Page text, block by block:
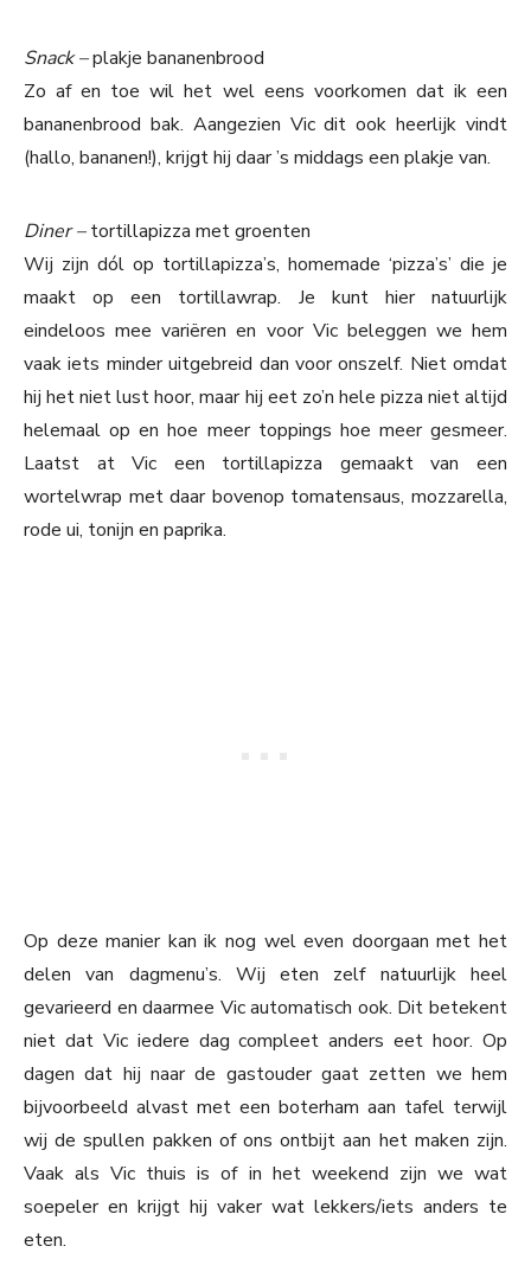
Snack –plakje bananenbrood
Zo af en toe wil het wel eens voorkomen dat ik een
bananenbrood bak. Aangezien Vic dit ook heerlijk vindt
(hallo, bananen!), krijgt hij daar ’s middags een plakje van.
Diner –tortillapizza met groenten
Wij zijn dól op tortillapizza’s, homemade ‘pizza’s’ die je
maakt op een tortillawrap. Je kunt hier natuurlijk
eindeloos mee variëren en voor Vic beleggen we hem
vaak iets minder uitgebreid dan voor onszelf. Niet omdat
hij het niet lust hoor, maar hij eet zo’n hele pizza niet altijd
helemaal op en hoe meer toppings hoe meer gesmeer.
Laatst at Vic een tortillapizza gemaakt van een
wortelwrap met daar bovenop tomatensaus, mozzarella,
rode ui, tonijn en paprika.
Op deze manier kan ik nog wel even doorgaan met het
delen van dagmenu’s. Wij eten zelf natuurlijk heel
gevarieerd en daarmee Vic automatisch ook. Dit betekent
niet dat Vic iedere dag compleet anders eet hoor. Op
dagen dat hij naar de gastouder gaat zetten we hem
bijvoorbeeld alvast met een boterham aan tafel terwijl
wij de spullen pakken of ons ontbijt aan het maken zijn.
Vaak als Vic thuis is of in het weekend zijn we wat
soepeler en krijgt hij vaker wat lekkers/iets anders te
eten.